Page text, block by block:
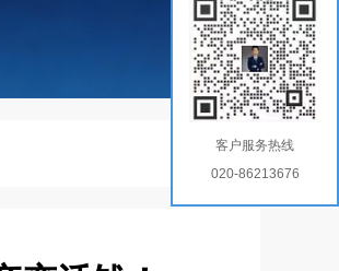
客户服务热线
020-86213676